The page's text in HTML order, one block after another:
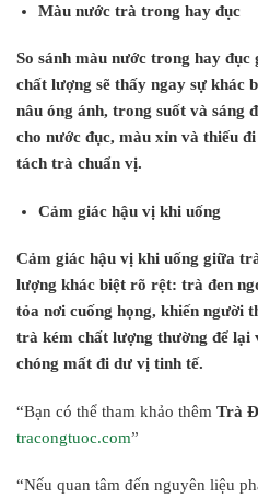
Màu nước trà trong hay đục
So sánh màu nước trong hay
chất lượng sẽ thấy ngay sự khác
nâu óng ánh, trong suốt và sáng
cho nước đục, màu xỉn và thiếu
tách trà chuẩn vị.
Cảm giác hậu vị khi uống
Cảm giác hậu vị khi uống giữa
lượng khác biệt rõ rệt: trà đen
tỏa nơi cuống họng, khiến người
trà kém chất lượng thường để lại
chóng mất đi dư vị tinh tế.
“Bạn có thể tham khảo thêm Trà
tracongtuoc.com”
“Nếu quan tâm đến nguyên liệu